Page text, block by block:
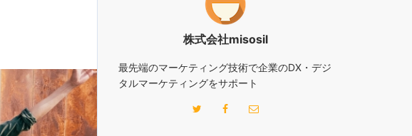
株式会社misosil
最先端のマーケティング技術で企業のDX・デジ
タルマーケティングをサポート